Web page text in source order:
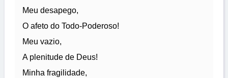
Meu desapego,
O afeto do Todo-Poderoso!
Meu vazio,
A plenitude de Deus!
Minha fragilidade,